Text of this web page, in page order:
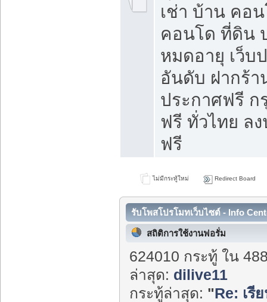
เช่า บ้าน คอ
คอนโด ที่ดิน
หมดอายุ เว็บ
อันดับ ฝากร้า
ประกาศฟรี ก
ฟรี ทั่วไทย ล
ฟรี
ไม่มีกระทู้ใหม่ Redirect Board
รับโพสโปรโมทเว็บไซต์ - Info
สถิติการใช้งานฟอรั่ม
624010 กระทู้ ใน
ล่าสุด: dilive11
กระทู้ล่าสุด: "Re: เรี